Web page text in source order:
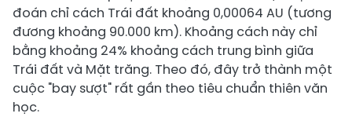
đoán chỉ cách Trái đất khoảng 0,00064 AU (tương
đương khoảng 90.000 km). Khoảng cách này chỉ
bằng khoảng 24% khoảng cách trung bình giữa
Trái đất và Mặt trăng. Theo đó, đây trở thành một
cuộc "bay sượt" rất gần theo tiêu chuẩn thiên văn
học.